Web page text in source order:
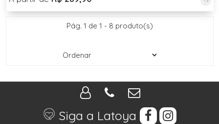
Pág. 1 de 1 - 8 produto(s)
Siga a Latoya